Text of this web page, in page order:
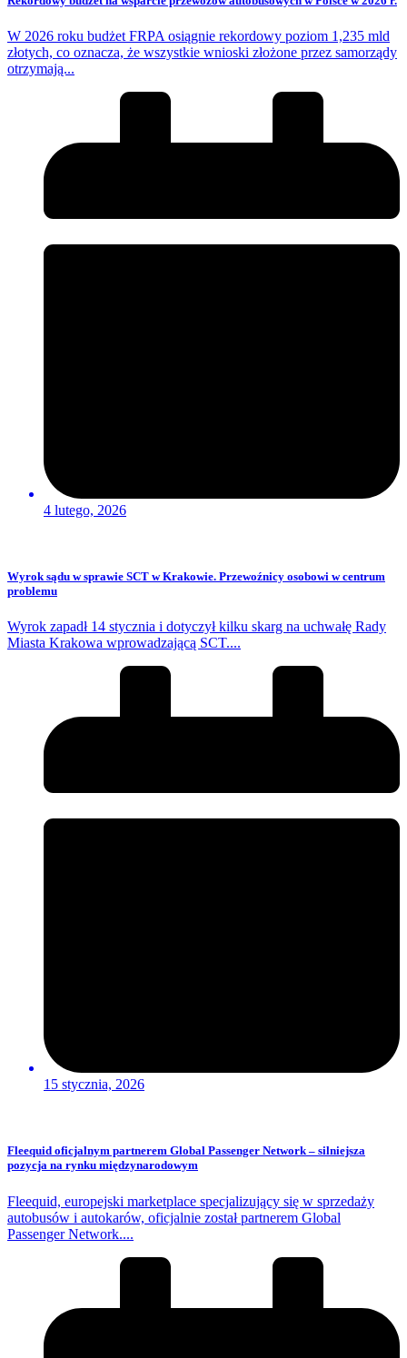
W 2026 roku budżet FRPA osiągnie rekordowy poziom 1,235 mld
złotych, co oznacza, że wszystkie wnioski złożone przez samorządy
otrzymają...
4 lutego, 2026
Wyrok sądu w sprawie SCT w Krakowie. Przewoźnicy osobowi w centrum
problemu
Wyrok zapadł 14 stycznia i dotyczył kilku skarg na uchwałę Rady
Miasta Krakowa wprowadzającą SCT....
15 stycznia, 2026
Fleequid oficjalnym partnerem Global Passenger Network – silniejsza
pozycja na rynku międzynarodowym
Fleequid, europejski marketplace specjalizujący się w sprzedaży
autobusów i autokarów, oficjalnie został partnerem Global
Passenger Network....